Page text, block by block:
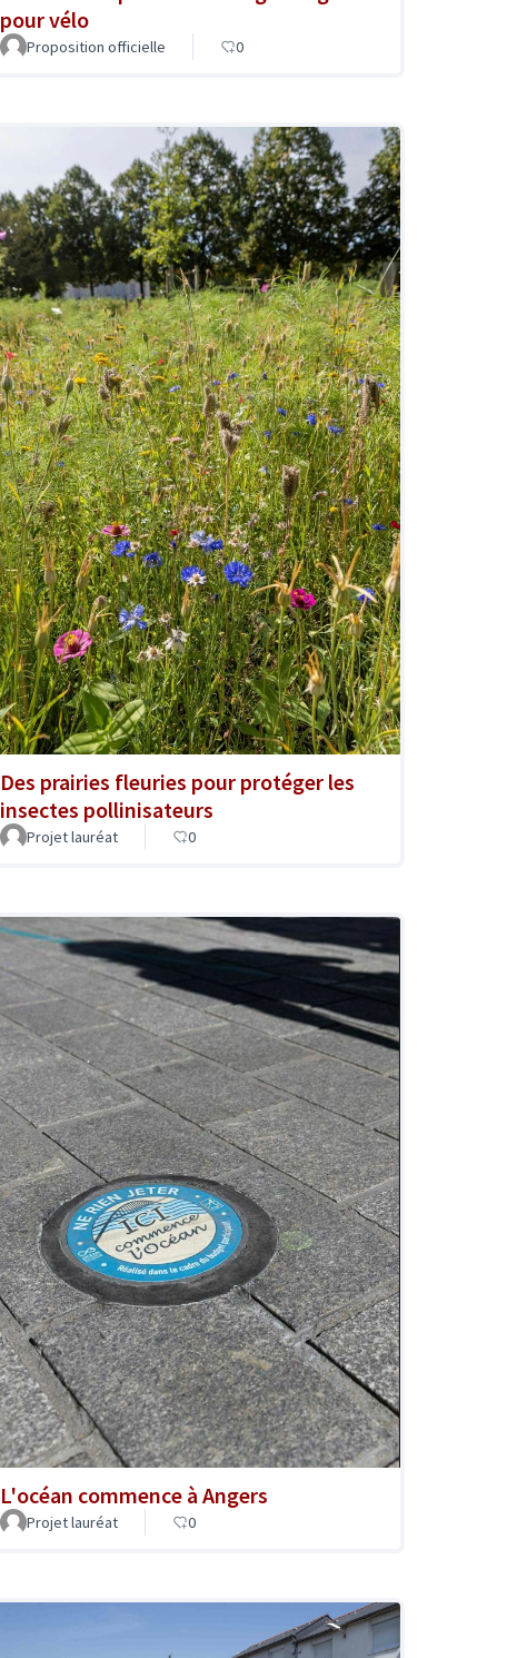
pour vélo
Proposition officielle 0
Des prairies fleuries pour protéger les
insectes pollinisateurs
Projet lauréat 0
L'océan commence à Angers
Projet lauréat 0